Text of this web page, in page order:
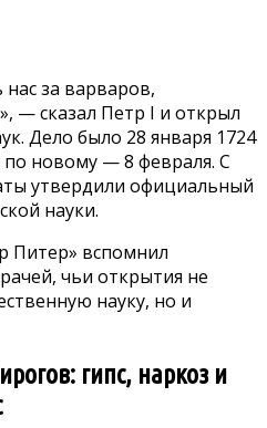
нас за варваров,
— сказал Петр I и открыл
Дело было 28 января 1724
по новому — 8 февраля. С
утвердили официальный
науки.
Питер» вспомнил
чьи открытия не
науку, но и
гипс, наркоз и